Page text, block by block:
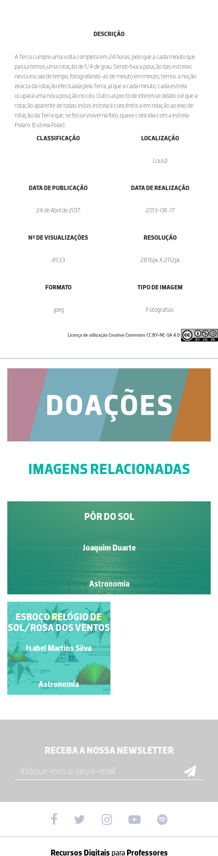
DESCRIÇÃO
A Terra cumpre uma volta completa em 24 horas, pelo que a cada minuto que
passa temos uma rotação de 1/4 de grau. Sendo fixa a posição das estrelas
nesta escala de tempo, fotografando-as de minuto em minuto, temos a noção
exacta da rotação efectuada pela Terra, já que a cada minuto, cada estrela
ocupará uma nova posição no céu. Outro aspecto de interesse didático é que a
rotação aparente de todas estas estrela é concêntrica em relação ao eixo de
rotação da Terra que, se fosse visível na foto, quase coincidia com a estrela
Polaris (Estrela Polar).
CLASSIFICAÇÃO
LOCALIZAÇÃO
Lousã
DATA DE PUBLICAÇÃO
24 de Abril de 2017
DATA DE REALIZAÇÃO
2013-08-17
Nº DE VISUALIZAÇÕES
4533
RESOLUÇÃO
2816px X 2112px
FORMATO
.jpeg
TIPO DE IMAGEM
Fotografias
Licença de utilização Creative Commons CC BY-NC-SA 4.0
IMAGENS RELACIONADAS
PÔR DO SOL
Joaquim Duarte
Astronomia
RELÓGIO DE
SOL/ROSA DOS
VENTOS
Isabel Martins Silva
Astronomia
ESBOÇO RELÓGIO DE
SOL/ROSA DOS VENTOS
Isabel Martins Silva
Astronomia
RECEBA A NOSSA NEWSLETTER
Recursos Digitais paraProfessores